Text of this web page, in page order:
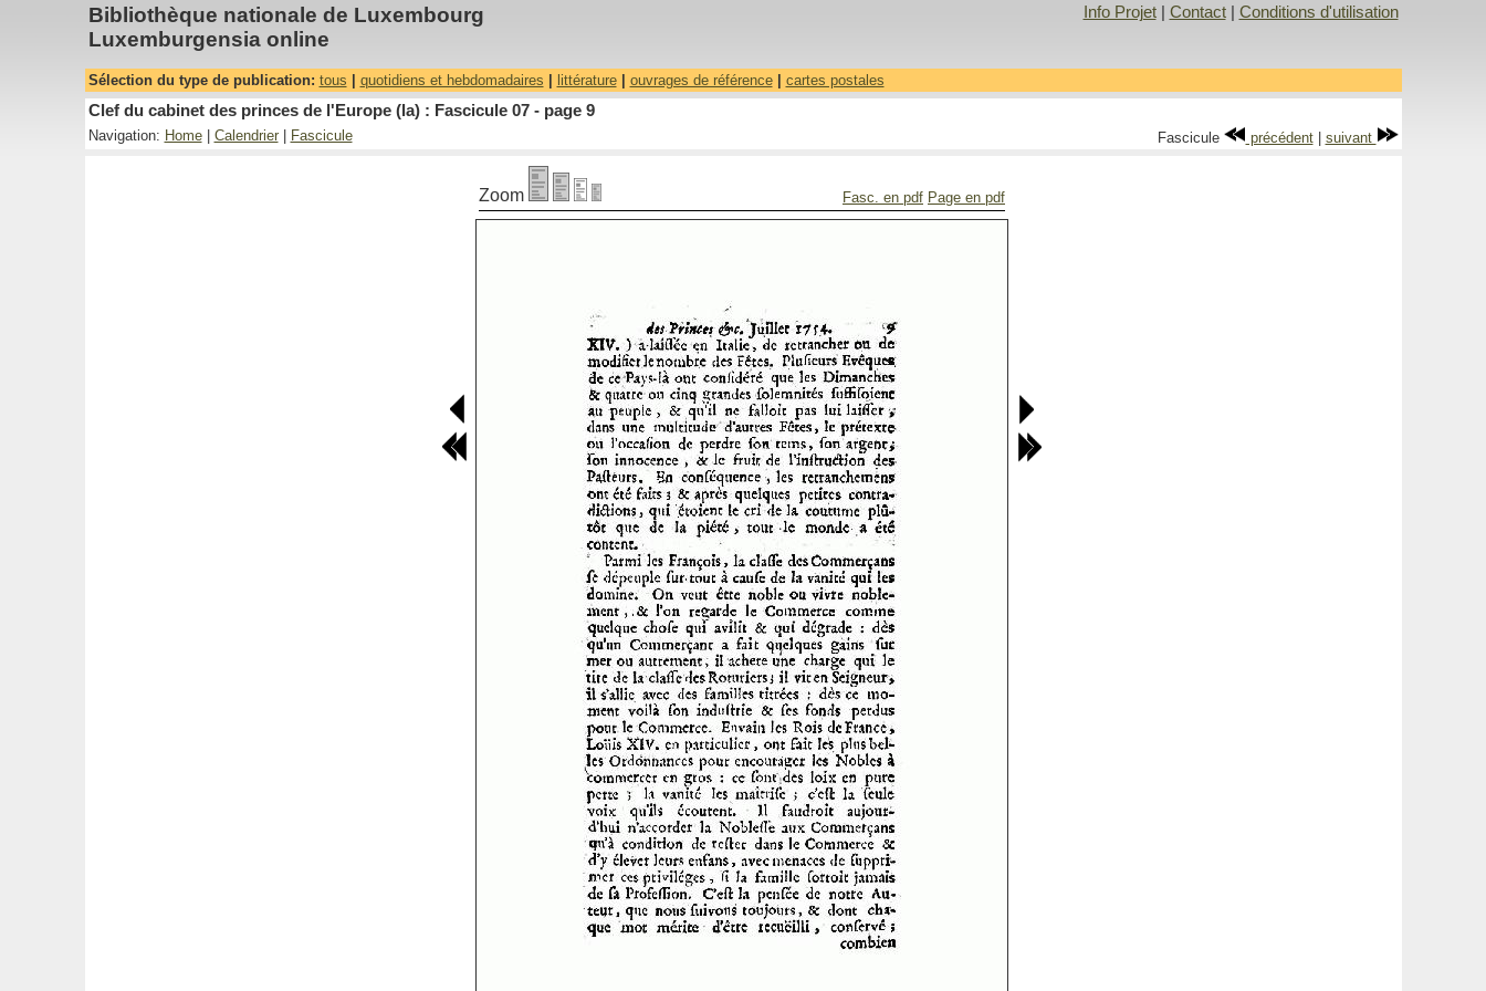
Bibliothèque nationale de Luxembourg
Luxemburgensia online
Info Projet| Contact| Conditions d'utilisation
Sélection du type de publication: tous quotidiens et hebdomadaires littérature| ouvrages de référence| cartes postales
Clef du cabinet des princes de l'Europe (la) : Fascicule 07 - page 9
Navigation: Home| Calendrier| Fascicule Fascicule précédent| suivant
Zoom Fasc. en pdf Page en pdf